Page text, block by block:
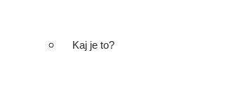
Kaj je to?